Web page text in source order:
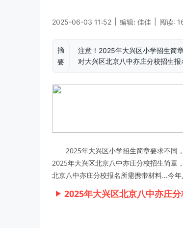
2025-06-03 11:52 编辑: 佳佳 阅读:
摘
要
注意！2025年大兴区小学招生简
对大兴区北京八中亦庄分校招生
2025年大兴区小学招生简章要求不同
2025年大兴区北京八中亦庄分校招生简章
北京八中亦庄分校报名所需携带材料...今年
2025年大兴区北京八中亦庄